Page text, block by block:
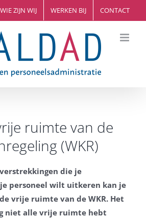
WIE ZIJN WIJ WERKEN BIJ CONTACT
ruimte van de
(WKR)
die je
personeel wilt uitkeren kan je
vrije ruimte van de WKR. Het
niet alle vrije ruimte hebt